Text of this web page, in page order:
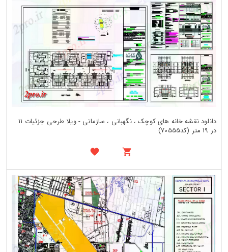
دانلود نقشه خانه های کوچک ، نگهبانی ، سازمانی - ویلا طرحی جزئیات 11
در 19 متر (کد70555)